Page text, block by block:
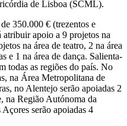
de Lisboa (SCML).
350.000 € (trezentos e
apoio a 9 projetos na
na área de teatro, 2 na área
e 1 na área de dança. Salienta-
todas as regiões do país. No
na Área Metropolitana de
no Alentejo serão apoiadas 2
na Região Autónoma da
serão apoiadas 4